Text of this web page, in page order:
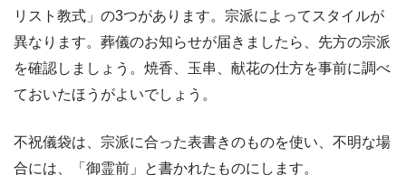
リスト教式」の3つがあります。宗派によってスタイルが
異なります。葬儀のお知らせが届きましたら、先方の宗派
を確認しましょう。焼香、玉串、献花の仕方を事前に調べ
ておいたほうがよいでしょう。
不祝儀袋は、宗派に合った表書きのものを使い、不明な場
合には、「御霊前」と書かれたものにします。